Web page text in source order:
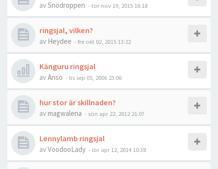
avSnödroppen -tor nov 19, 2015 16:18
ringsjal, vilken?
av Heydee -fre okt 02, 2015 13:22
Känguru ringsjal
avAnso -tis sep 05, 2006 23:06
hur stor är skillnaden?
avmagwalena - sön apr 22, 2012 21:07
Lennylamb ringsjal
avVoodooLady - lör apr 12, 2014 10:38